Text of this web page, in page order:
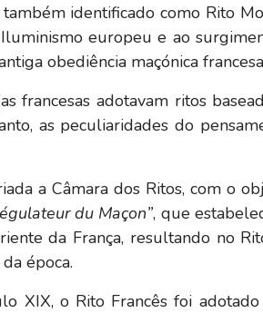
também identificado como Rito
europeu e ao
obediência maçónica
francesas adotavam ritos
as peculiaridades do
a Câmara dos Ritos, com o
du Maçon”, que
da França, resultando no
época.
XIX, o Rito Francês foi